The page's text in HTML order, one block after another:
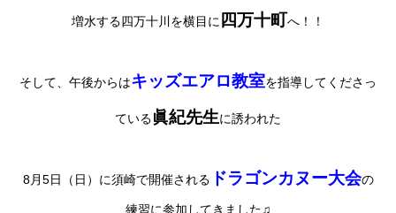
増水する四万十川を横目に 四万十町へ！！
そして、午後からはキッズエアロ教室を指導してくださっ
ている眞紀先生に誘われた
8月5日（日）に須崎で開催される ドラゴンカヌー大会の
練習に参加してきました♫